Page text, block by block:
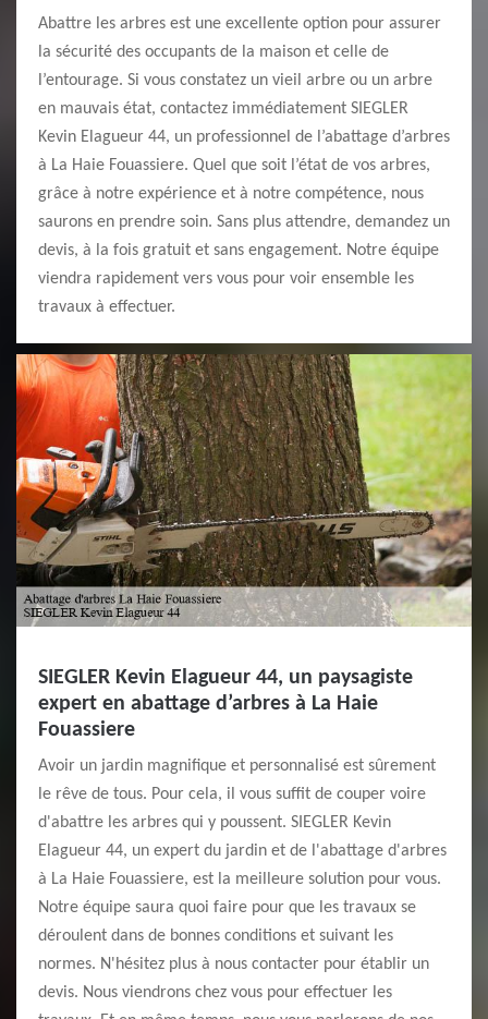
Abattre les arbres est une excellente option pour assurer
la sécurité des occupants de la maison et celle de
l’entourage. Si vous constatez un vieil arbre ou un arbre
en mauvais état, contactez immédiatement SIEGLER
Kevin Elagueur 44, un professionnel de l’abattage d’arbres
à La Haie Fouassiere. Quel que soit l’état de vos arbres,
grâce à notre expérience et à notre compétence, nous
saurons en prendre soin. Sans plus attendre, demandez un
devis, à la fois gratuit et sans engagement. Notre équipe
viendra rapidement vers vous pour voir ensemble les
travaux à effectuer.
SIEGLER Kevin Elagueur 44, un paysagiste
expert en abattage d’arbres à La Haie
Fouassiere
Avoir un jardin magnifique et personnalisé est sûrement
le rêve de tous. Pour cela, il vous suffit de couper voire
d'abattre les arbres qui y poussent. SIEGLER Kevin
Elagueur 44, un expert du jardin et de l'abattage d'arbres
à La Haie Fouassiere, est la meilleure solution pour vous.
Notre équipe saura quoi faire pour que les travaux se
déroulent dans de bonnes conditions et suivant les
normes. N'hésitez plus à nous contacter pour établir un
devis. Nous viendrons chez vous pour effectuer les